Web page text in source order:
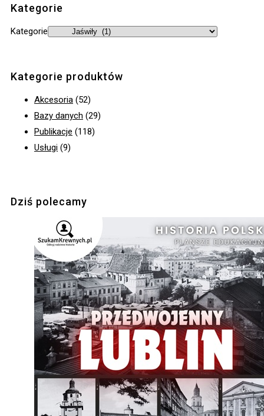
Kategorie
Kategorie
Kategorie produktów
Akcesoria (52)
Bazy danych (29)
Publikacje (118)
Usługi (9)
Dziś polecamy